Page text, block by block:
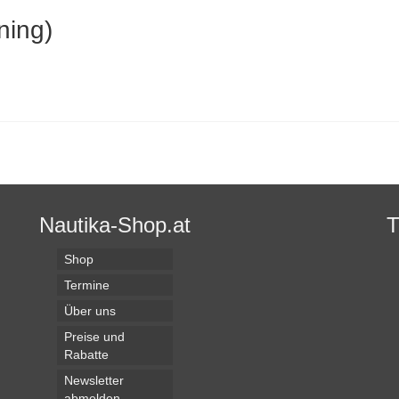
Nautika-Shop.at
Shop
Termine
Über uns
Preise und
Rabatte
Newsletter